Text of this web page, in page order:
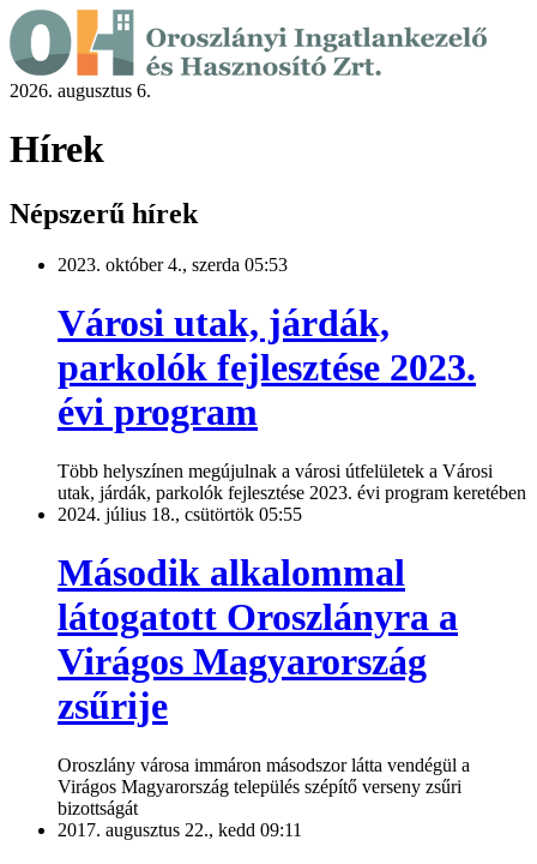
2026. augusztus 6.
Hírek
Népszerű hírek
2023. október 4., szerda 05:53
Városi utak, járdák,
parkolók fejlesztése 2023.
évi program
Több helyszínen megújulnak a városi útfelületek a Városi
utak, járdák, parkolók fejlesztése 2023. évi program keretében
2024. július 18., csütörtök 05:55
Második alkalommal
látogatott Oroszlányra a
Virágos Magyarország
zsűrije
Oroszlány városa immáron másodszor látta vendégül a
Virágos Magyarország település szépítő verseny zsűri
bizottságát
2017. augusztus 22., kedd 09:11